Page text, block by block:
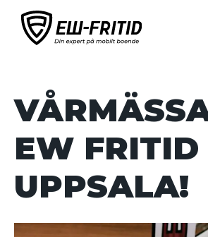
EW FRITID
UPPSALA!